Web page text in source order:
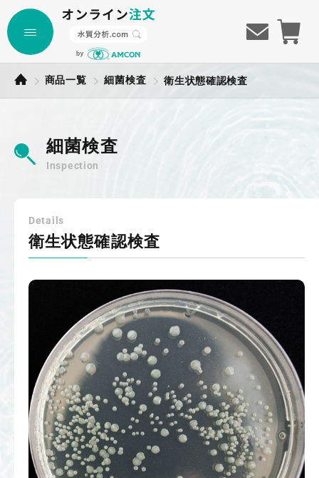
商品一覧 細菌検査 衛生状態確認検査
細菌検査
Inspection
Details
衛生状態確認検査